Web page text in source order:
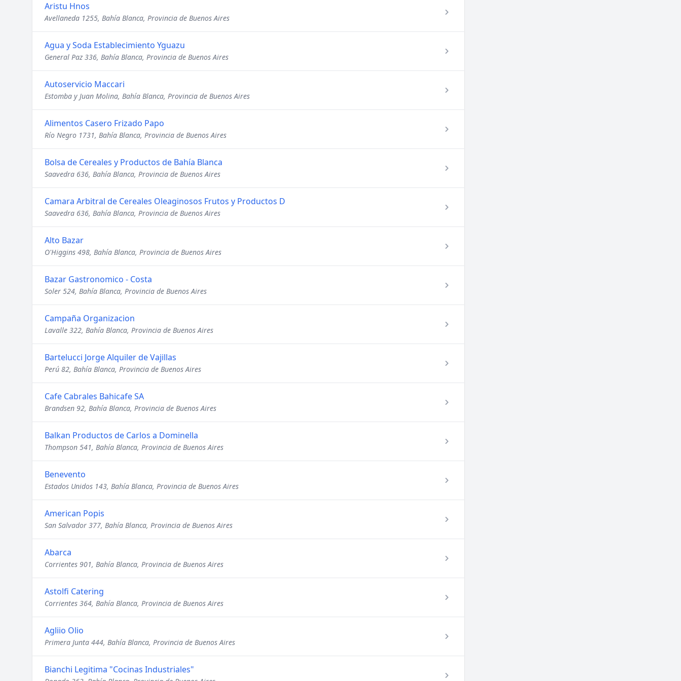
Aristu Hnos
Avellaneda 1255, Bahía Blanca, Provincia de Buenos Aires
Agua y Soda Establecimiento Yguazu
General Paz 336, Bahía Blanca, Provincia de Buenos Aires
Autoservicio Maccari
Estomba y Juan Molina, Bahía Blanca, Provincia de Buenos Aires
Alimentos Casero Frizado Papo
Río Negro 1731, Bahía Blanca, Provincia de Buenos Aires
Bolsa de Cereales y Productos de Bahía Blanca
Saavedra 636, Bahía Blanca, Provincia de Buenos Aires
Camara Arbitral de Cereales Oleaginosos Frutos y Productos D
Saavedra 636, Bahía Blanca, Provincia de Buenos Aires
Alto Bazar
O'Higgins 498, Bahía Blanca, Provincia de Buenos Aires
Bazar Gastronomico - Costa
Soler 524, Bahía Blanca, Provincia de Buenos Aires
Campaña Organizacion
Lavalle 322, Bahía Blanca, Provincia de Buenos Aires
Bartelucci Jorge Alquiler de Vajillas
Perú 82, Bahía Blanca, Provincia de Buenos Aires
Cafe Cabrales Bahicafe SA
Brandsen 92, Bahía Blanca, Provincia de Buenos Aires
Balkan Productos de Carlos a Dominella
Thompson 541, Bahía Blanca, Provincia de Buenos Aires
Benevento
Estados Unidos 143, Bahía Blanca, Provincia de Buenos Aires
American Popis
San Salvador 377, Bahía Blanca, Provincia de Buenos Aires
Abarca
Corrientes 901, Bahía Blanca, Provincia de Buenos Aires
Astolfi Catering
Corrientes 364, Bahía Blanca, Provincia de Buenos Aires
Agliio Olio
Primera Junta 444, Bahía Blanca, Provincia de Buenos Aires
Bianchi Legitima "Cocinas Industriales"